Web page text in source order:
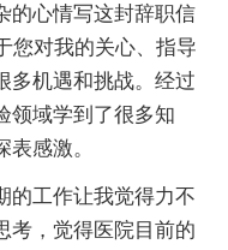
的心情写这封辞职信
您对我的关心、指导
多机遇和挑战。经过
领域学到了很多知
感激。
工作让我觉得力不
考，觉得医院目前的